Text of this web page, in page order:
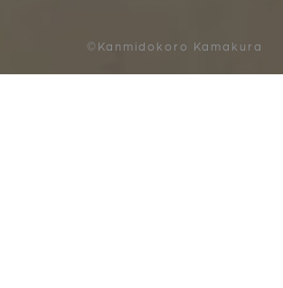
©Kanmidokoro Kamakura